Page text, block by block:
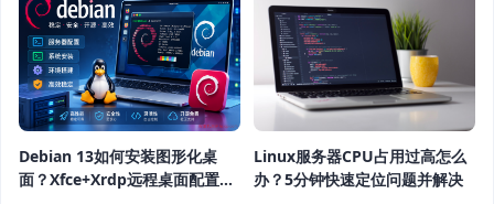
Debian 13如何安装图形化桌
面？Xfce+Xrdp远程桌面配置教
Linux服务器CPU占用过高怎么
办？5分钟快速定位问题并解决